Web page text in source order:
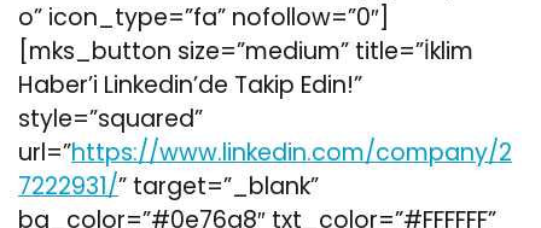
o” icon_type=”fa” nofollow=”0″]
[mks_button size=”medium” title=”İklim
Haber’i Linkedin’de Takip Edin!”
style=”squared”
url=”https://www.linkedin.com/company/2
7222931/” target=”_blank”
bg_color=”#0e76a8″ txt_color=”#FFFFFF”